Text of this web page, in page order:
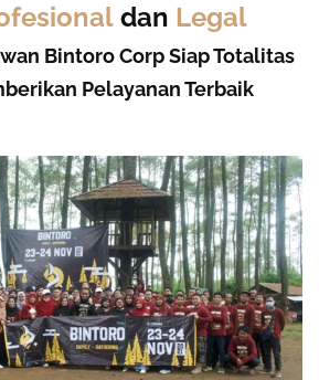
dan Legal
Bintoro Corp Siap Totalitas
Pelayanan Terbaik